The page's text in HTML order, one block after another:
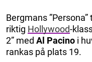
Bergmans
riktig Hollywood-
2” med Al Pacino i
rankas på plats 19.